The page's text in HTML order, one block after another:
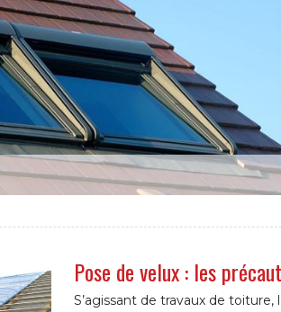
Pose de velux : les
S’agissant de travaux de